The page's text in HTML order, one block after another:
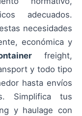
adecuados.
necesidades
económica y
freight,
y todo tipo
hasta envíos
Simplifica tus
y haulage con